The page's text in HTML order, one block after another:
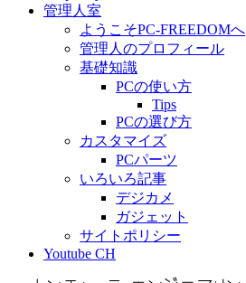
管理人室
ようこそPC-FREEDOMへ
管理人のプロフィール
基礎知識
PCの使い方
Tips
PCの選び方
カスタマイズ
PCパーツ
いろいろ記事
デジカメ
ガジェット
サイトポリシー
Youtube CH